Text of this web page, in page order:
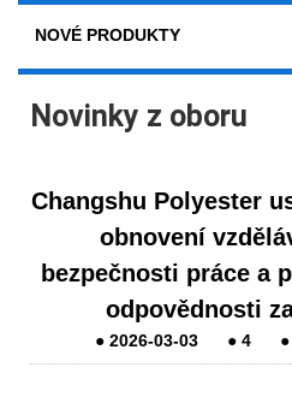
NOVÉ PRODUKTY
Novinky z oboru
Changshu Polyester
obnovení
bezpečnosti práce a
odpovědnosti
●2026-03-03 ●4 ●